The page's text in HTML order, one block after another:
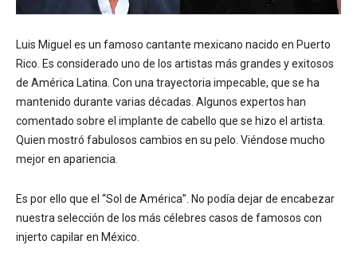
Luis Miguel es un famoso cantante mexicano nacido en Puerto
Rico. Es considerado uno de los artistas más grandes y exitosos
de América Latina. Con una trayectoria impecable, que se ha
mantenido durante varias décadas. Algunos expertos han
comentado sobre el implante de cabello que se hizo el artista.
Quien mostró fabulosos cambios en su pelo. Viéndose mucho
mejor en apariencia.
Es por ello que el “Sol de América”. No podía dejar de encabezar
nuestra selección de los más célebres casos de famosos con
injerto capilar en México.